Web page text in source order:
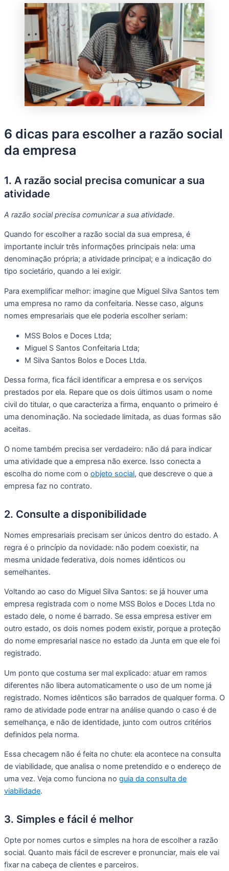
6 dicas para escolher a razão social
da empresa
1. A razão social precisa comunicar a sua
atividade
A razão social precisa comunicar a sua atividade.
Quando for escolher a razão social da sua empresa, é
importante incluir três informações principais nela: uma
denominação própria; a atividade principal; e a indicação do
tipo societário, quando a lei exigir.
Para exemplificar melhor: imagine que Miguel Silva Santos tem
uma empresa no ramo da confeitaria. Nesse caso, alguns
nomes empresariais que ele poderia escolher seriam:
MSS Bolos e Doces Ltda;
Miguel S Santos Confeitaria Ltda;
M Silva Santos Bolos e Doces Ltda.
Dessa forma, fica fácil identificar a empresa e os serviços
prestados por ela. Repare que os dois últimos usam o nome
civil do titular, o que caracteriza a firma, enquanto o primeiro é
uma denominação. Na sociedade limitada, as duas formas são
aceitas.
O nome também precisa ser verdadeiro: não dá para indicar
uma atividade que a empresa não exerce. Isso conecta a
escolha do nome com o objeto social, que descreve o que a
empresa faz no contrato.
2. Consulte a disponibilidade
Nomes empresariais precisam ser únicos dentro do estado. A
regra é o princípio da novidade: não podem coexistir, na
mesma unidade federativa, dois nomes idênticos ou
semelhantes.
Voltando ao caso do Miguel Silva Santos: se já houver uma
empresa registrada com o nome MSS Bolos e Doces Ltda no
estado dele, o nome é barrado. Se essa empresa estiver em
outro estado, os dois nomes podem existir, porque a proteção
do nome empresarial nasce no estado da Junta em que ele foi
registrado.
Um ponto que costuma ser mal explicado: atuar em ramos
diferentes não libera automaticamente o uso de um nome já
registrado. Nomes idênticos são barrados de qualquer forma. O
ramo de atividade pode entrar na análise quando o caso é de
semelhança, e não de identidade, junto com outros critérios
definidos pela norma.
Essa checagem não é feita no chute: ela acontece na consulta
de viabilidade, que analisa o nome pretendido e o endereço de
uma vez. Veja como funciona no guia da consulta de
viabilidade.
3. Simples e fácil é melhor
Opte por nomes curtos e simples na hora de escolher a razão
social. Quanto mais fácil de escrever e pronunciar, mais ele vai
fixar na cabeça de clientes e parceiros.